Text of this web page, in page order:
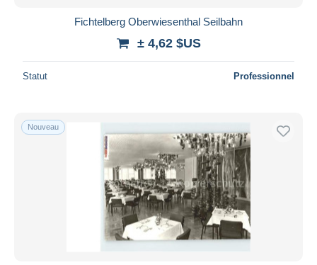
Fichtelberg Oberwiesenthal Seilbahn
± 4,62 $US
Statut Professionnel
Nouveau